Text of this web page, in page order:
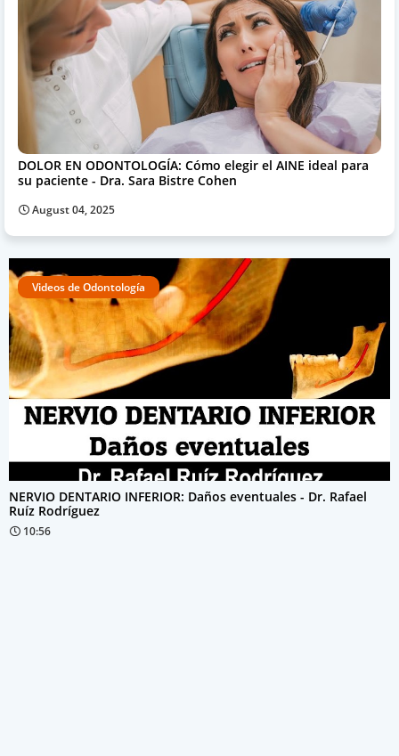
DOLOR EN ODONTOLOGÍA: Cómo elegir el AINE ideal para
su paciente - Dra. Sara Bistre Cohen
August 04, 2025
Videos de Odontología
NERVIO DENTARIO INFERIOR: Daños eventuales - Dr. Rafael
Ruíz Rodríguez
10:56